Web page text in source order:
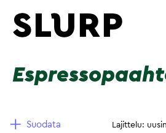
Suodata